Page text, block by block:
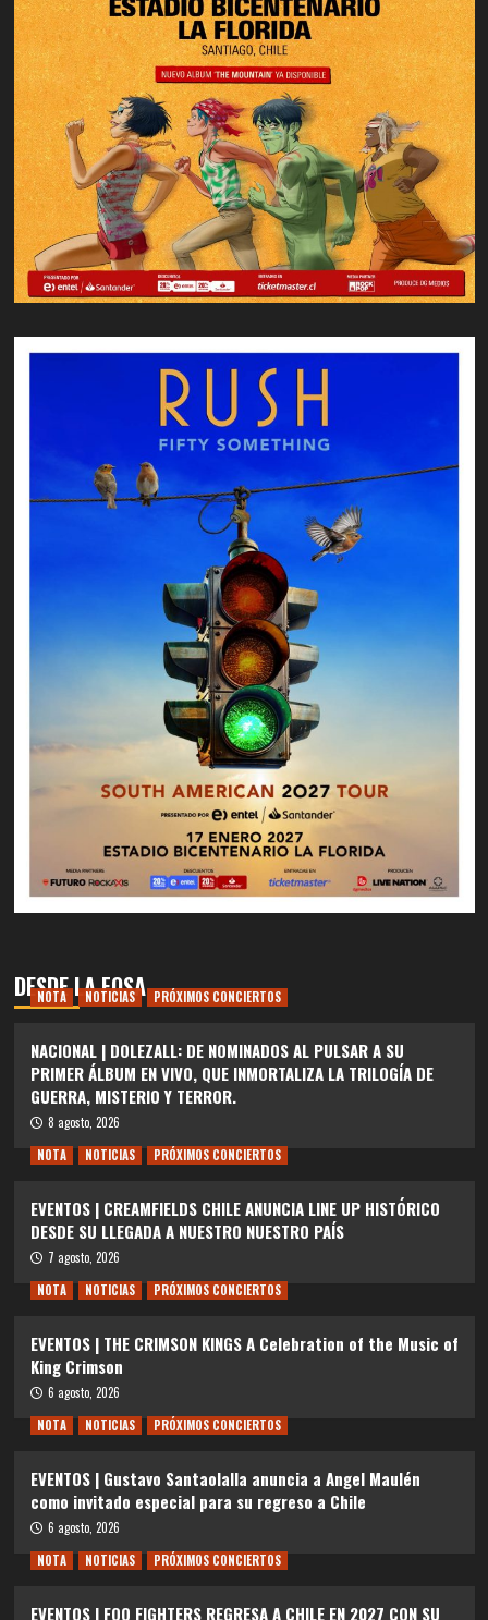
DESDE LA FOSA
NOTA NOTICIAS PRÓXIMOS CONCIERTOS
NACIONAL | DOLEZALL: DE NOMINADOS AL PULSAR A SU
PRIMER ÁLBUM EN VIVO, QUE INMORTALIZA LA TRILOGÍA DE
GUERRA, MISTERIO Y TERROR.
8 agosto, 2026
NOTA
NOTICIAS PRÓXIMOS CONCIERTOS
EVENTOS | CREAMFIELDS CHILE ANUNCIA LINE UP HISTÓRICO
DESDE SU LLEGADA A NUESTRO NUESTRO PAÍS
7 agosto, 2026
NOTA
NOTICIAS PRÓXIMOS CONCIERTOS
EVENTOS | THE CRIMSON KINGS A Celebration of the Music of
King Crimson
6 agosto, 2026
NOTA
NOTICIAS PRÓXIMOS CONCIERTOS
EVENTOS | Gustavo Santaolalla anuncia a Angel Maulén
como invitado especial para su regreso a Chile
6 agosto, 2026
NOTA
NOTICIAS PRÓXIMOS CONCIERTOS
EVENTOS | FOO FIGHTERS REGRESA A CHILE EN 2027 CON SU